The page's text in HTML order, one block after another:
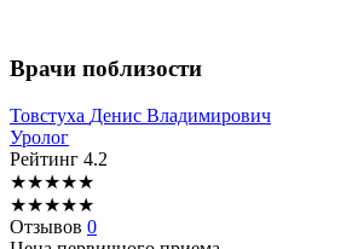
Врачи поблизости
Товстуха Денис Владимирович
Уролог
Рейтинг 4.2
★★★★★
★★★★★
Отзывов 0